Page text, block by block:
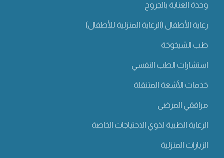
وحدة العناية بالجروح
رعاية الأطفال (الرعاية المنزلية للأطفال)
طب الشيخوخة
استشارات الطب النفسي
خدمات الأشعة المتنقلة
مرافقي المرضى
الرعاية الطبية لذوي الاحتياجات الخاصة
الزيارات المنزلية